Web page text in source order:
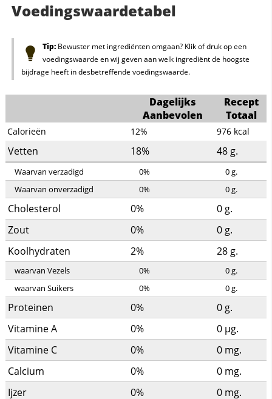
Voedingswaardetabel
Tip:Bewuster met ingrediënten omgaan? Klik of druk op een
voedingswaarde en wij geven aan welk ingrediënt de hoogste
bijdrage heeft in desbetreffende voedingswaarde.
Dagelijks
Aanbevolen
Recept
Totaal
Calorieën 12% 976 kcal
Vetten 18% 48g.
Waarvan verzadigd 0% 0g.
Waarvan onverzadigd
0% 0g.
Cholesterol 0% 0g.
Zout
0% 0g.
Koolhydraten
2% 28g.
waarvan Vezels 0% 0g.
waarvan Suikers
0% 0g.
Proteinen 0% 0g.
Vitamine A
0% 0 µg.
Vitamine C
0% 0 mg.
Calcium
0% 0 mg.
Ijzer
0% 0 mg.